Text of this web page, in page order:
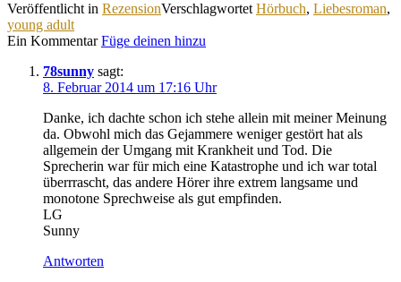
Veröffentlicht in RezensionVerschlagwortet Hörbuch, Liebesroman,
young adult
Ein KommentarFüge deinen hinzu
78sunny sagt:
8. Februar 2014 um 17:16 Uhr
Danke, ich dachte schon ich stehe allein mit meiner Meinung
da. Obwohl mich das Gejammere weniger gestört hat als
allgemein der Umgang mit Krankheit und Tod. Die
Sprecherin war für mich eine Katastrophe und ich war total
überrrascht, das andere Hörer ihre extrem langsame und
monotone Sprechweise als gut empfinden.
LG
Sunny
Antworten